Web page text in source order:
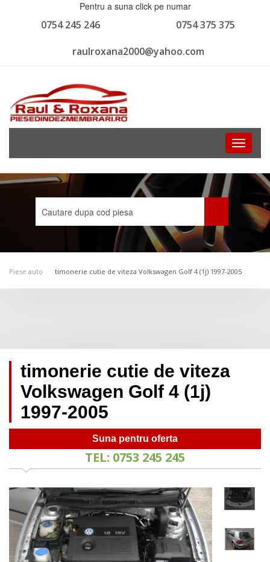
Pentru a suna click pe numar
0754 375 375
0754 245 246
raulroxana2000@yahoo.com
Toggle
Piese auto timonerie cutie de viteza Volkswagen Golf 4 (1j) 1997-2005
timonerie cutie de viteza
Volkswagen Golf 4 (1j)
1997-2005
Suna pentru oferta
TEL: 0753 245 245